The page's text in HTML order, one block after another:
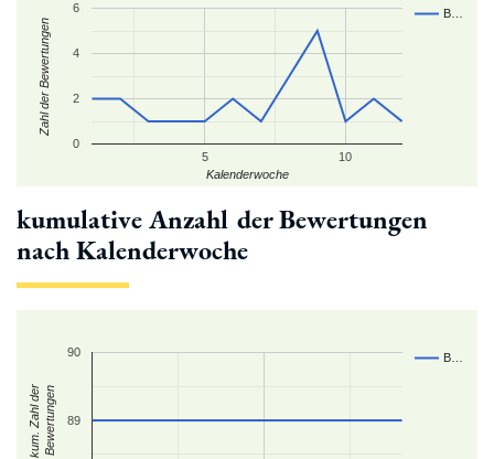
B…
5 10
0
2
4
6
Kalenderwoche
Zahl der Bewertungen
kumulative Anzahl der Bewertungen
nach Kalenderwoche
B…
89
90
kum. Zahl derBewertungen